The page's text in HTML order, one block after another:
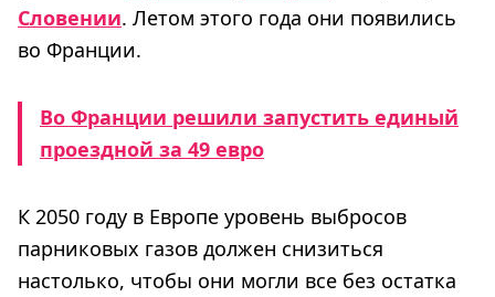
Словении. Летом этого года они появились
во Франции.
Во Франции решили запустить единый
проездной за 49 евро
К 2050 году в Европе уровень выбросов
парниковых газов должен снизиться
настолько, чтобы они могли все без остатка